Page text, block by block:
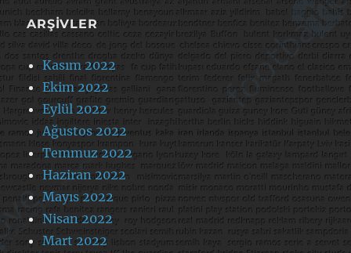
ARŞIVLER
Kasım 2022
Ekim 2022
Eylül 2022
Ağustos 2022
Temmuz 2022
Haziran 2022
Mayıs 2022
Nisan 2022
Mart 2022